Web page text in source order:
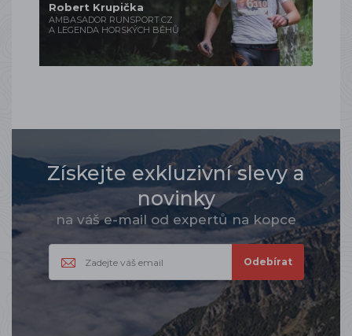
Robert Krupička
AMBASADOR RUNSPORT.CZ
A LEGENDA HORSKÝCH BĚHŮ
Získejte exkluzivní slevy a
novinky
na váš e-mail od expertů na kopce